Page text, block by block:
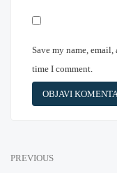
Save my name,
time I comment.
PREVIOUS